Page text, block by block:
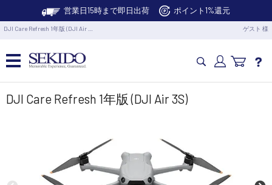
営業日15時まで即日出荷 ポイント1%還元
DJI Care Refresh 1年版 (DJI Air … ゲスト 様
カメラドローン・生活家電
業務用ドローン・業務関連製品
DJI Care Refresh 1年版 (DJI Air 3S)